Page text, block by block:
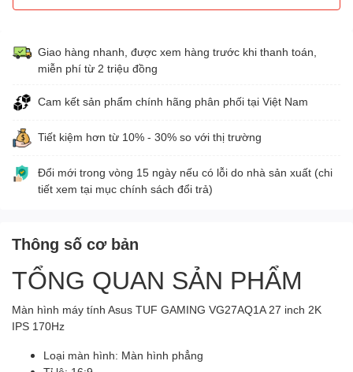
Giao hàng nhanh, được xem hàng trước khi thanh toán,
miễn phí từ 2 triệu đồng
Cam kết sản phẩm chính hãng phân phối tại Việt Nam
Tiết kiệm hơn từ 10% - 30% so với thị trường
Đổi mới trong vòng 15 ngày nếu có lỗi do nhà sản xuất (chi
tiết xem tại mục chính sách đổi trả)
Thông số cơ bản
TỔNG QUAN SẢN PHẨM
Màn hình máy tính Asus TUF GAMING VG27AQ1A 27 inch 2K
IPS 170Hz
Loại màn hình: Màn hình phẳng